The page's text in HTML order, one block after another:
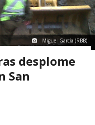
Miguel García (RBB)
desplome
San